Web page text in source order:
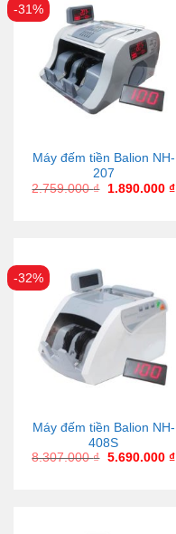
-31%
Máy đếm tiền Balion NH-
207
2.759.000₫ 1.890.000 ₫
-32%
Máy đếm tiền Balion NH-
408S
8.307.000₫ 5.690.000 ₫